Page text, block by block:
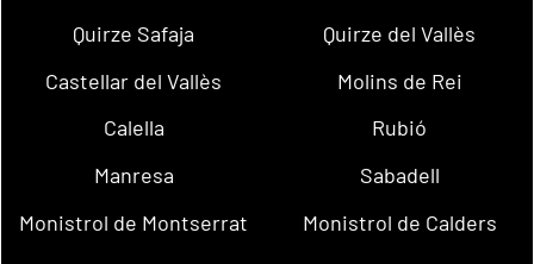
Quirze Safaja
Quirze del Vallès
Castellar del Vallès
Molins de Rei
Calella
Rubió
Manresa
Sabadell
Monistrol de Montserrat
Monistrol de Calders